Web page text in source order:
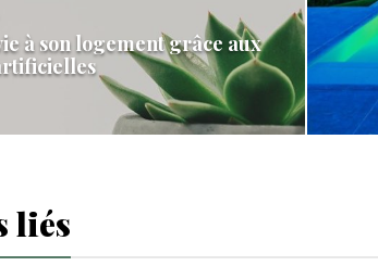
à son logement grâce aux
liés